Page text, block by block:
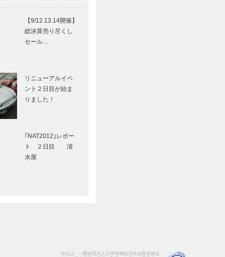
【9/12.13.14開催】
総決算売り尽くし
セール…
リニューアルイベ
ント２日目が始ま
りました！
｢NAT2012｣レポー
ト ２日目 清
水屋
当社は、一般財団法人日本情報経済社会推進協会